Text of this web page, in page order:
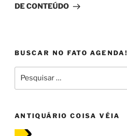
DE CONTEÚDO
BUSCAR NO FATO AGENDA!
por:
ANTIQUÁRIO COISA VÉIA